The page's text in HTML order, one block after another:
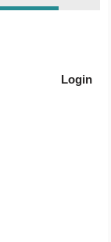
Login